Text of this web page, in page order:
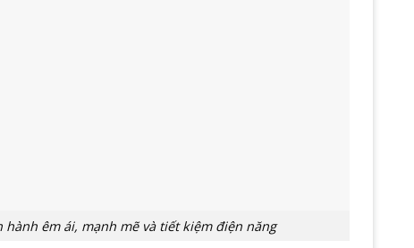
hành êm ái, mạnh mẽ và tiết kiệm điện năng